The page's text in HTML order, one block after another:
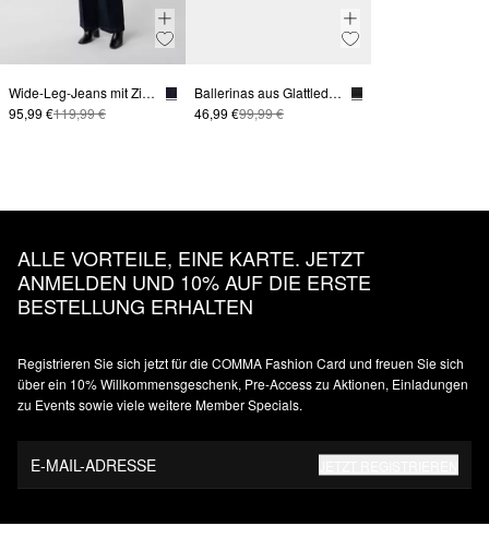
Wide-Leg-Jeans mit Zierknöpfen
95,99 €119,99 €
Ballerinas aus Glattleder mit Riemchen
46,99 €99,99 €
ALLE VORTEILE, EINE KARTE. JETZT
ANMELDEN UND 10% AUF DIE ERSTE
BESTELLUNG ERHALTEN
Registrieren Sie sich jetzt für die COMMA Fashion Card und freuen Sie sich
über ein 10% Willkommensgeschenk, Pre-Access zu Aktionen, Einladungen
zu Events sowie viele weitere Member Specials.
E-MAIL-ADRESSE